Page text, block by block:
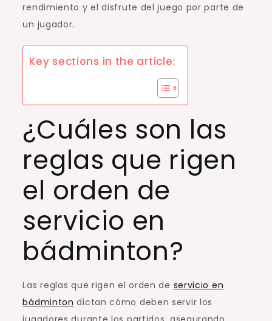
rendimiento y el disfrute del juego por parte de
un jugador.
Key sections in the article:
¿Cuáles son las
reglas que rigen
el orden de
servicio en
bádminton?
Las reglas que rigen el orden de servicio en
bádminton dictan cómo deben servir los